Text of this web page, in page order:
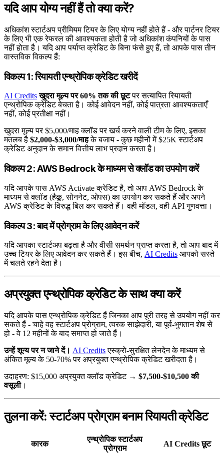
यदि आप योग्य नहीं हैं तो क्या करें?
अधिकांश स्टार्टअप प्रीमियम टियर के लिए योग्य नहीं होते हैं - और पार्टनर टियर
के लिए भी एक रेफरल की आवश्यकता होती है जो अधिकांश कंपनियों के पास
नहीं होता है। यदि आप पर्याप्त क्रेडिट के बिना फंसे हुए हैं, तो आपके पास तीन
वास्तविक विकल्प हैं:
विकल्प 1: रियायती एन्थ्रोपिक क्रेडिट खरीदें
AI Credits खुदरा मूल्य पर 60% तक की छूटपर सत्यापित रियायती
एन्थ्रोपिक क्रेडिट बेचता है। कोई आवेदन नहीं, कोई पात्रता आवश्यकताएँ
नहीं, कोई प्रतीक्षा नहीं।
खुदरा मूल्य पर $5,000/माह क्लॉड पर खर्च करने वाली टीम के लिए, इसका
मतलब है $2,000-$3,000/माहके बजाय - कुछ महीनों में $25K स्टार्टअप
क्रेडिट अनुदान के समान वित्तीय लाभ प्रदान करता है।
विकल्प 2: AWS Bedrock के माध्यम से क्लॉड का उपयोग करें
यदि आपके पास AWS Activate क्रेडिट है, तो आप AWS Bedrock के
माध्यम से क्लॉड (हैकू, सोननेट, ओपस) का उपयोग कर सकते हैं और अपने
AWS क्रेडिट के विरुद्ध बिल कर सकते हैं। वही मॉडल, वही API गुणवत्ता।
विकल्प 3: बाद में प्रोग्राम के लिए आवेदन करें
यदि आपका स्टार्टअप बढ़ता है और वीसी समर्थन प्राप्त करता है, तो आप बाद में
उच्च टियर के लिए आवेदन कर सकते हैं। इस बीच, AI Credits आपको सस्ते
में चलते रहने देता है।
अप्रयुक्त एन्थ्रोपिक क्रेडिट के साथ क्या करें
यदि आपके पास एन्थ्रोपिक क्रेडिट हैं जिनका आप पूरी तरह से उपयोग नहीं कर
सकते हैं - चाहे वह स्टार्टअप प्रोग्राम, त्वरक साझेदारी, या पूर्व-भुगतान शेष से
हो - वे 12 महीनों के बाद समाप्त हो जाते हैं।
उन्हें शून्य पर न जाने दें। AI Creditsएस्क्रो-सुरक्षित लेनदेन के माध्यम से
अंकित मूल्य के 50-70% पर अप्रयुक्त एन्थ्रोपिक क्रेडिट खरीदता है।
उदाहरण: $15,000 अप्रयुक्त क्लॉड क्रेडिट → $7,500-$10,500 की
वसूली।
तुलना करें: स्टार्टअप प्रोग्राम बनाम रियायती क्रेडिट
कारक
एन्थ्रोपिक स्टार्टअप
प्रोग्राम
AI Credits छूट